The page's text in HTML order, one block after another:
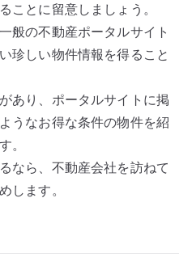
ことに留意しましょう。
般の不動産ポータルサイト
珍しい物件情報を得ること
あり、ポータルサイトに掲
うなお得な条件の物件を紹
。
なら、不動産会社を訪ねて
します。